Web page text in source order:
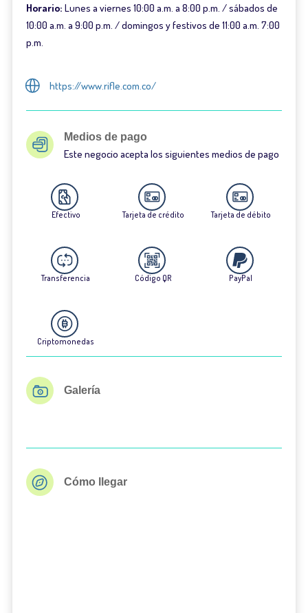
Horario: Lunes a viernes 10:00 a.m. a 8:00 p.m. / sábados de
10:00 a.m. a 9:00 p.m. / domingos y festivos de 11:00 a.m. 7:00
p.m.
https://www.rifle.com.co/
Medios de pago
Este negocio acepta los siguientes medios de pago
Efectivo Tarjeta de crédito Tarjeta de débito
Transferencia Código QR PayPal
Criptomonedas
Galería
Cómo llegar